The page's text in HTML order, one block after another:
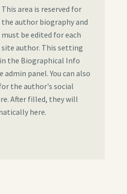
This area is reserved for
the author biography and
must be edited for each
site author. This setting
the Biographical Info
admin panel. You can also
the author's social
After filled, they will
here.